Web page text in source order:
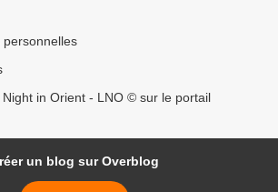
in Orient - LNO © sur le portail
un blog sur Overblog